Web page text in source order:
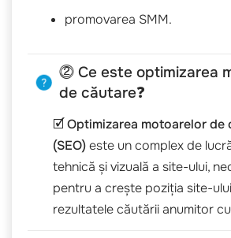
promovarea SMM.
⓶ Ce este optimizarea
de căutare❓
🗹Optimizarea motoarelor de
(SEO)este un complex de
tehnică și vizuală a site-ului,
pentru a crește poziția site-
rezultatele căutării anumitor